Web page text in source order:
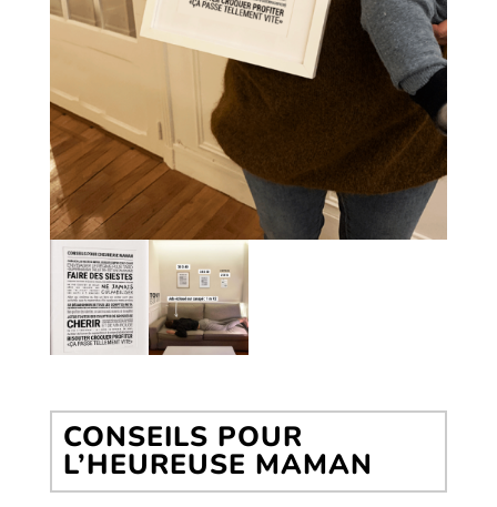
CONSEILS POUR
L’HEUREUSE MAMAN